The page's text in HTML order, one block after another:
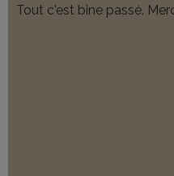
Tout c'est bine passé.